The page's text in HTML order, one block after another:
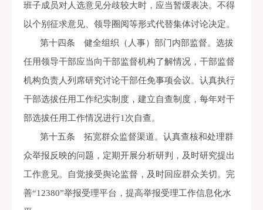
班子成员对人选意见分歧较大时，应当暂缓表决。不得
以个别征求意见、领导圈阅等形式代替集体讨论决定。
第十四条 健全组织（人事）部门内部监督。选拔
任用领导干部应当向干部监督机构了解情况，干部监督
机构负责人列席研究讨论干部任免事项会议。认真执行
干部选拔任用工作纪实制度，建立自查制度，每年对干
部选拔任用工作情况进行1 次自查。
第十五条 拓宽群众监督渠道。认真查核和处理群
众举报反映的问题，定期开展分析研判，及时研究提出
工作意见。自觉接受舆论监督，及时回应群众关切。完
善“12380”举报受理平台，提高举报受理工作信息化水